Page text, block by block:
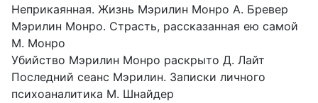
Неприкаянная. Жизнь Мэрилин Монро А. Бревер
Мэрилин Монро. Страсть, рассказанная ею самой
М. Монро
Убийство Мэрилин Монро раскрыто Д. Лайт
Последний сеанс Мэрилин. Записки личного
психоаналитика М. Шнайдер